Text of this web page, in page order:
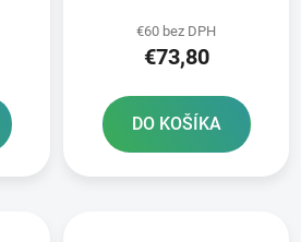
€60 bez DPH
€73,80
DO KOŠÍKA